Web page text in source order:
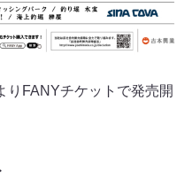
りFANYチケットで発売開